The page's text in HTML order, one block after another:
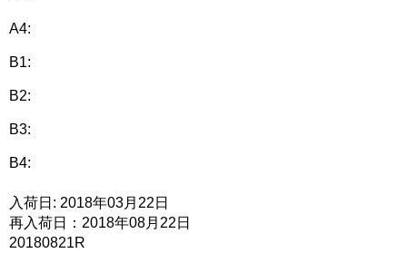
A4:
B1:
B2:
B3:
B4:
入荷日: 2018年03月22日
再入荷日：2018年08月22日
20180821R